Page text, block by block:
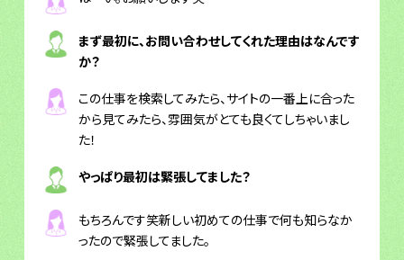
まず最初に、お問い合わせしてくれた理由はなんです
か？
この仕事を検索してみたら、サイトの一番上に合った
から見てみたら、雰囲気がとても良くてしちゃいまし
た！
やっぱり最初は緊張してました？
もちろんです笑新しい初めての仕事で何も知らなか
ったので緊張してました。